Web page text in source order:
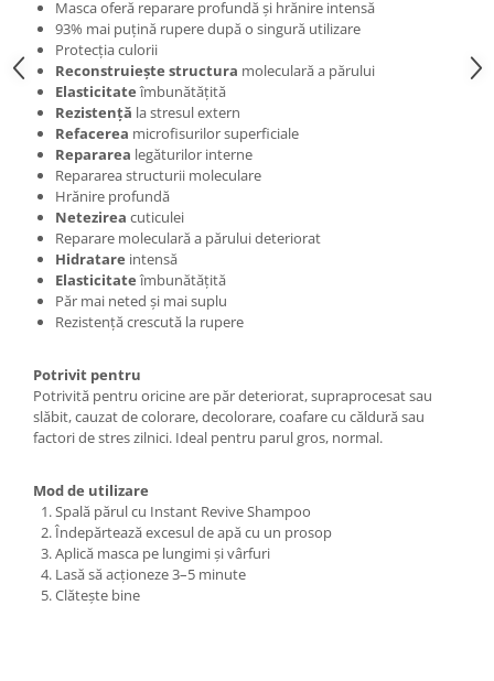
Masca oferă reparare profundă și hrănire intensă
93% mai puțină rupere după o singură utilizare
Protecția culorii
Reconstruiește structura moleculară a părului
Elasticitateîmbunătățită
Rezistență la stresul extern
Refacerea microfisurilor superficiale
Repararea legăturilor interne
Repararea structurii moleculare
Hrănire profundă
Netezirea cuticulei
Reparare moleculară a părului deteriorat
Hidratare intensă
Elasticitateîmbunătățită
Păr mai neted și mai suplu
Rezistență crescută la rupere
Potrivit pentru
Potrivită pentru oricine are păr deteriorat, supraprocesat sau
slăbit, cauzat de colorare, decolorare, coafare cu căldură sau
factori de stres zilnici. Ideal pentru parul gros, normal.
Mod de utilizare
Spală părul cu Instant Revive Shampoo
Îndepărtează excesul de apă cu un prosop
Aplică masca pe lungimi și vârfuri
Lasă să acționeze 3–5 minute
Clătește bine